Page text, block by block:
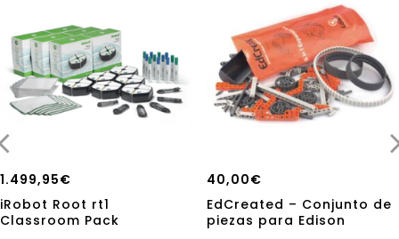
1.499,95€
iRobot Root rt1
Classroom Pack
40,00€
EdCreated – Conjunto de
piezas para Edison